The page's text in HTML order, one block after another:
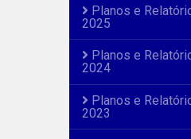
Planos e
2025
Planos e
2024
Planos e
2023